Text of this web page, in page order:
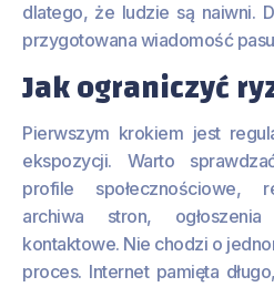
dlatego, że ludzie są naiwni.
przygotowana wiadomość
Jak ograniczyć
Pierwszym krokiem jest
ekspozycji. Warto
profile społecznościowe,
archiwa stron,
kontaktowe. Nie chodzi o
proces. Internet pamięta